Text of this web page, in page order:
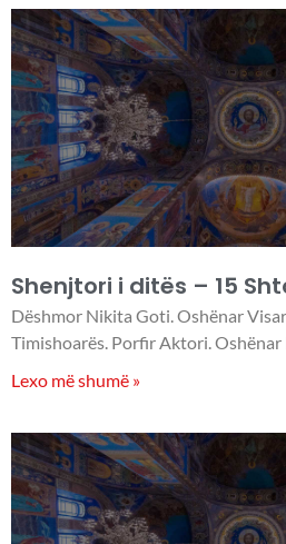
Shenjtori i ditës – 15
Dëshmor Nikita Goti. Oshënar
Timishoarës. Porfir Aktori. Oshënar
Lexo më shumë »